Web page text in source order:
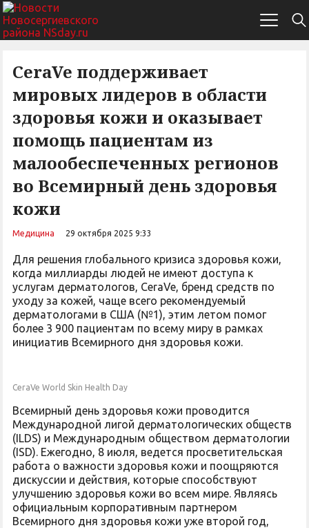
CeraVe поддерживает
мировых лидеров в области
здоровья кожи и оказывает
помощь пациентам из
малообеспеченных регионов
во Всемирный день здоровья
кожи
Медицина 29 октября 2025 9:33
Для решения глобального кризиса здоровья кожи,
когда миллиарды людей не имеют доступа к
услугам дерматологов, CeraVe, бренд средств по
уходу за кожей, чаще всего рекомендуемый
дерматологами в США (№1), этим летом помог
более 3 900 пациентам по всему миру в рамках
инициатив Всемирного дня здоровья кожи.
CeraVe World Skin Health Day
Всемирный день здоровья кожи проводится
Международной лигой дерматологических обществ
(ILDS) и Международным обществом дерматологии
(ISD). Ежегодно, 8 июля, ведется просветительская
работа о важности здоровья кожи и поощряются
дискуссии и действия, которые способствуют
улучшению здоровья кожи во всем мире. Являясь
официальным корпоративным партнером
Всемирного дня здоровья кожи уже второй год,